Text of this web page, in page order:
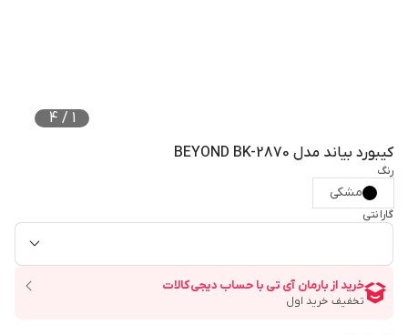
1
/
4
کیبورد بیاند مدل BEYOND BK-2870
رنگ
مشکی
گارانتی